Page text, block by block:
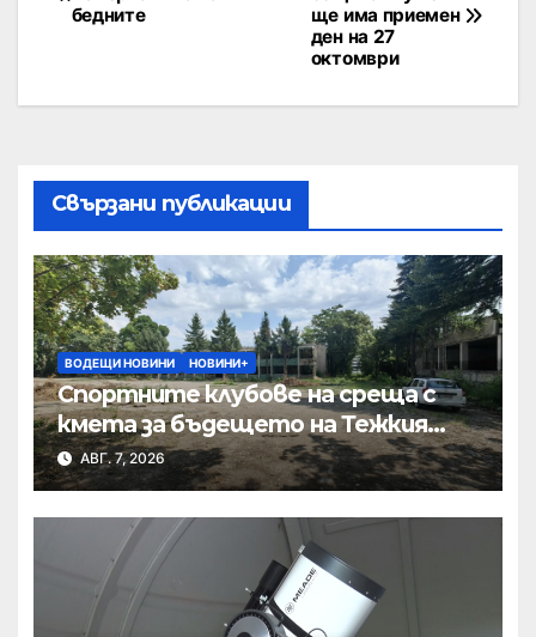
ще има приемен
ден на 27
октомври
бедните
Свързани публикации
ВОДЕЩИ НОВИНИ НОВИНИ+
Спортните клубове на среща с
кмета за бъдещето на Тежкия
полк
АВГ. 7, 2026